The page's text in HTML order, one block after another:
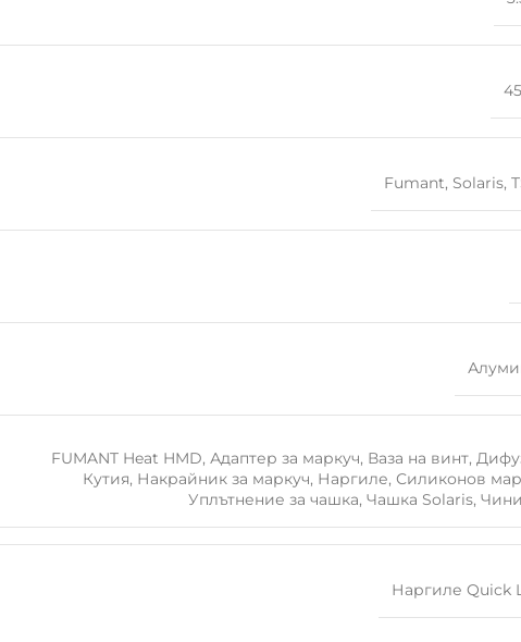
Fumant, Solaris,
FUMANT Heat HMD, Адаптер за маркуч, Ваза на винт,
Кутия, Накрайник за маркуч, Наргиле, Силиконов
Уплътнение за чашка, Чашка Solaris,
Наргиле Quick